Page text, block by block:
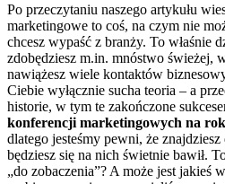
Po przeczytaniu naszego artykułu
marketingowe to coś, na czym nie
chcesz wypaść z branży. To właśnie
zdobędziesz m.in. mnóstwo świeżej,
nawiążesz wiele kontaktów
Ciebie wyłącznie sucha teoria – a
historie, w tym te zakończone
konferencji marketingowych na rok
dlatego jesteśmy pewni, że
będziesz się na nich świetnie bawił.
„do zobaczenia”? A może jest jakieś